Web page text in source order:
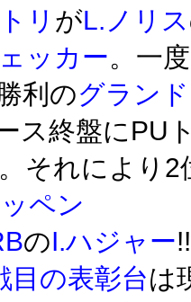
リ がL.ノリス
ッカー。一
利のグラン
ス終盤にPU
それにより2
ペン
のI.ハジャー!!
目の表彰台は